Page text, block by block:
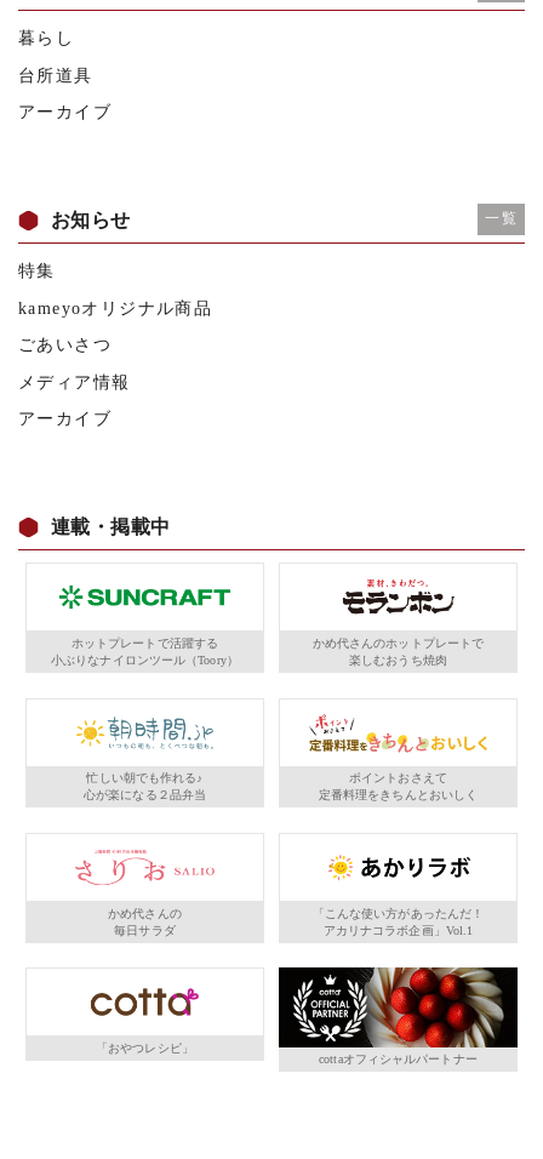
暮らし
台所道具
アーカイブ
お知らせ 一覧
特集
kameyoオリジナル商品
ごあいさつ
メディア情報
アーカイブ
連載・掲載中
ホットプレートで活躍する
小ぶりなナイロンツール（Toory）
かめ代さんのホットプレートで
楽しむおうち焼肉
忙しい朝でも作れる♪
心が楽になる２品弁当
ポイントおさえて
定番料理をきちんとおいしく
かめ代さんの
毎日サラダ
「こんな使い方があったんだ！
アカリナコラボ企画」Vol.1
「おやつレシピ」
cottaオフィシャルパートナー